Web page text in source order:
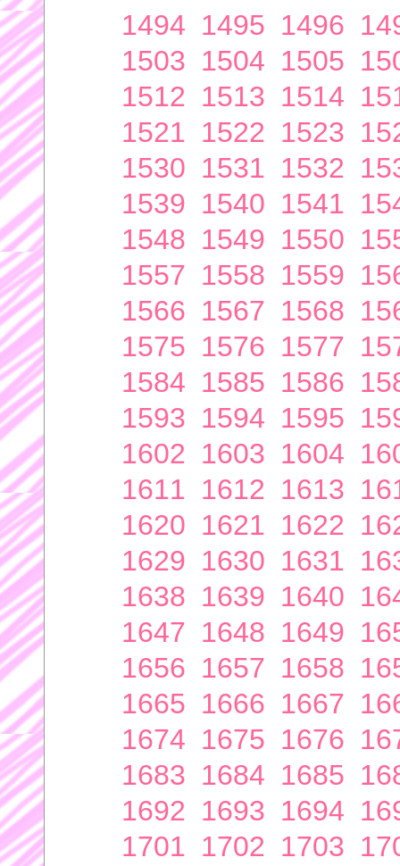
1494 1495 1496
1503 1504 1505
1512 1513 1514
1521 1522 1523
1530 1531 1532
1539 1540 1541
1548 1549 1550
1557 1558 1559
1566 1567 1568
1575 1576 1577
1584 1585 1586
1593 1594 1595
1602 1603 1604
1611 1612 1613
1620 1621 1622
1629 1630 1631
1638 1639 1640
1647 1648 1649
1656 1657 1658
1665 1666 1667
1674 1675 1676
1683 1684 1685
1692 1693 1694
1701 1702 1703